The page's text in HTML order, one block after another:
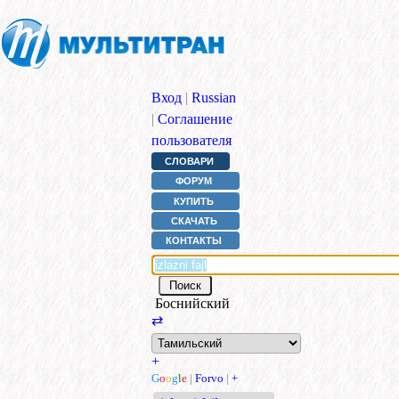
Вход | Russian
| Соглашение
пользователя
СЛОВАРИ
ФОРУМ
КУПИТЬ
СКАЧАТЬ
КОНТАКТЫ
Боснийский
⇄
+
Google | Forvo | +